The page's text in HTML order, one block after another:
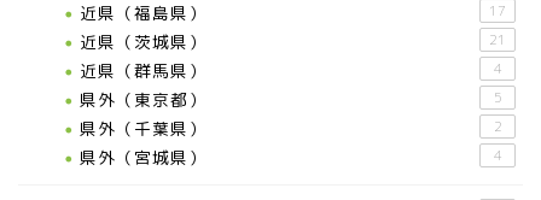
近県（福島県） 17
近県（茨城県） 21
近県（群馬県） 4
県外（東京都） 5
県外（千葉県） 2
県外（宮城県） 4